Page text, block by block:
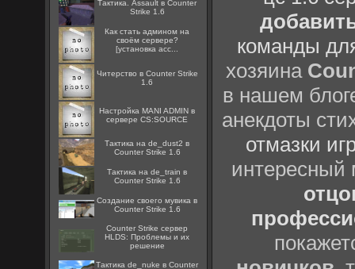
Тактика. Assault в Counter
Strike 1.6
Как стать админом на
своём сервере?
[установка acc...
Читерство в Counter Strike
1.6
Настройка MANI ADMIN в
сервере CS:SOURCE
Тактика на de_dust2 в
Counter Strike 1.6
Тактика на de_train в
Counter Strike 1.6
Создание своего мувика в
Counter Strike 1.6
Counter Strike сервер
HLDS: Проблемы и их
решение
Тактика de_nuke в Counter
команды
хозяина
в нашем
анекдоты
отмазки
интересный